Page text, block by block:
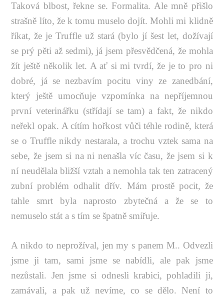
Taková blbost, řekne se. Formalita. Ale mně přišlo
strašně líto, že k tomu muselo dojít. Mohli mi klidně
říkat, že je Truffle už stará (bylo jí šest let, dožívají
se prý pěti až sedmi), já jsem přesvědčená, že mohla
žít ještě několik let. A ať si mi tvrdí, že je to pro ni
dobré, já se nezbavím pocitu viny ze zanedbání,
který ještě umocňuje vzpomínka na nepříjemnou
první veterinářku (střídají se tam) a fakt, že nikdo
neřekl opak. A cítím hořkost vůči téhle rodině, která
se o Truffle nikdy nestarala, a trochu vztek sama na
sebe, že jsem si na ni nenašla víc času, že jsem si k
ní neudělala bližší vztah a nemohla tak ten zatracený
zubní problém odhalit dřív. Mám prostě pocit, že
tahle smrt byla naprosto zbytečná a že se to
nemuselo stát a s tím se špatně smiřuje.
A nikdo to neprožíval, jen my s panem M.. Odvezli
jsme ji tam, sami jsme se nabídli, ale pak jsme
nezůstali. Jen jsme si odnesli krabici, pohladili ji,
zamávali, a pak už nevíme, co se dělo. Není to